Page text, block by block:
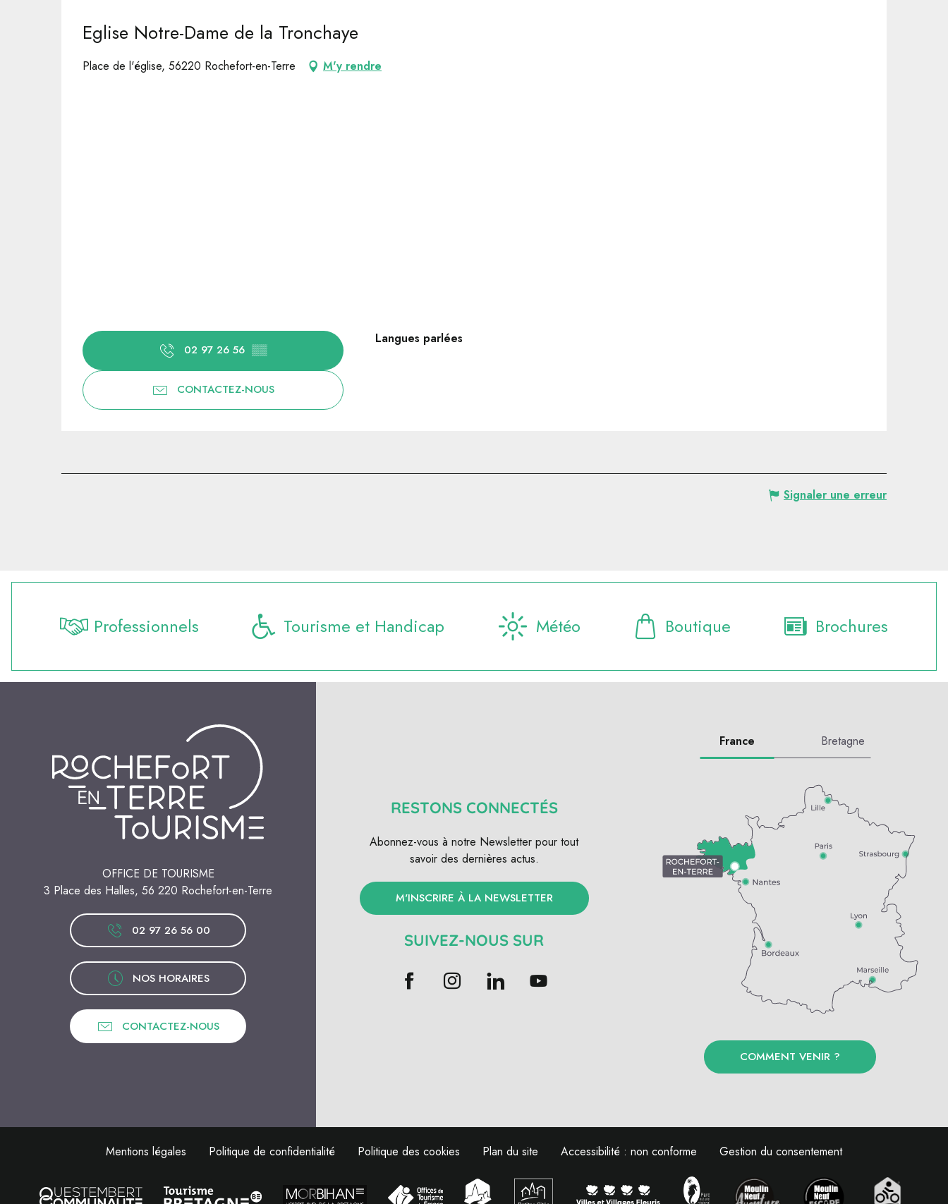
Eglise Notre-Dame de la Tronchaye
Place de l'église, 56220 Rochefort-en-Terre M'y rendre
02 97 26 56 ▒▒
CONTACTEZ-NOUS
Langues parlées
Langues parlées
Signaler une erreur
Professionnels Tourisme et Handicap Météo Boutique Brochures
OFFICE DE TOURISME
3 Place des Halles, 56 220 Rochefort-en-Terre
02 97 26 56 00
NOS HORAIRES
CONTACTEZ-NOUS
RESTONS CONNECTÉS
Abonnez-vous à notre Newsletter pour tout
savoir des dernières actus.
M'INSCRIRE À LA NEWSLETTER
SUIVEZ-NOUS SUR
France Bretagne
COMMENT VENIR ?
Mentions légales Politique de confidentialité Politique des cookies Plan du site Accessibilité : non conforme Gestion du consentement